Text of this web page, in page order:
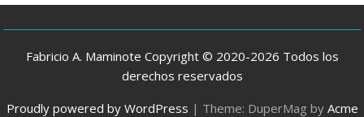
Fabricio A. Maminote Copyright © 2020-2026 Todos los
derechos reservados
Proudly powered by WordPress | Theme: DuperMag by Acme